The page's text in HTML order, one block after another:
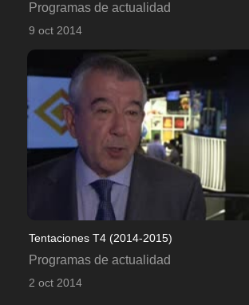
Programas de actualidad
9 oct 2014
Tentaciones T4 (2014-2015)
Programas de actualidad
2 oct 2014